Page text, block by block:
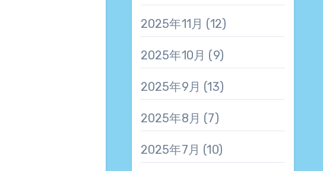
2025年11月 (12)
2025年10月 (9)
2025年9月 (13)
2025年8月 (7)
2025年7月 (10)